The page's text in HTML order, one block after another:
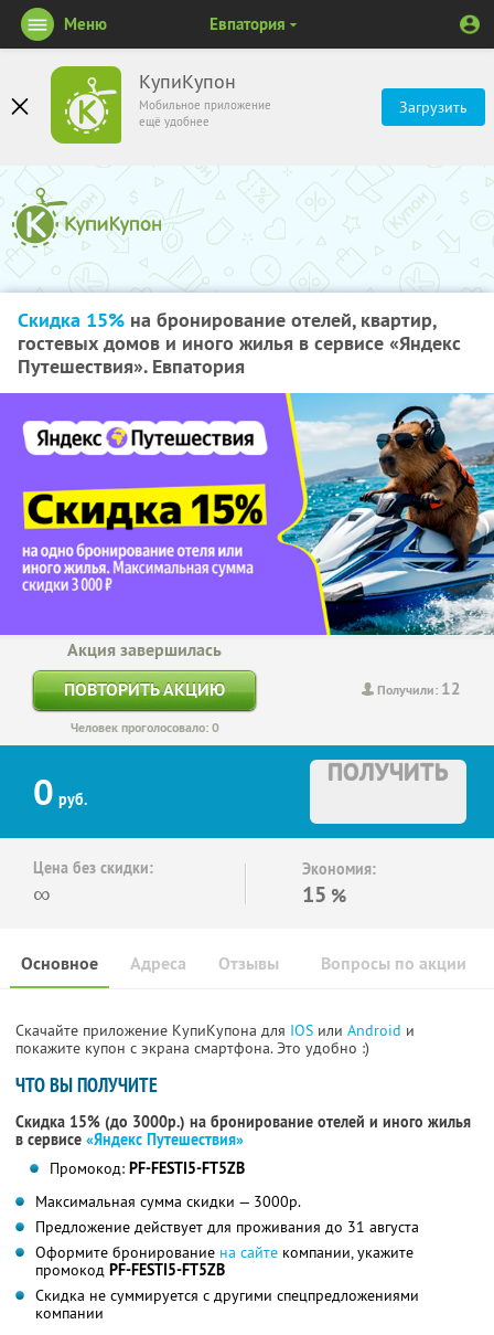
КупиКупон
Мобильное приложение
ещё удобнее
Загрузить
Меню Евпатория
Скидка 15% на бронирование отелей, квартир,
гостевых домов и иного жилья в сервисе «Яндекс
Путешествия». Евпатория
Получили: 12
Акция завершилась
ПОВТОРИТЬ АКЦИЮ
Человек проголосовало: 0
0 руб.
ПОЛУЧИТЬ
Цена без скидки:
∞
Экономия:
15 %
Основное Отзывы Вопросы по акции
Адреса
Скачайте приложение КупиКупона для IOS или Android и
покажите купон с экрана смартфона. Это удобно :)
ЧТО ВЫ ПОЛУЧИТЕ
Скидка 15% (до 3000р.) на бронирование отелей и иного жилья
в сервисе «Яндекс Путешествия»
Промокод: PF-FESTI5-FT5ZB
Максимальная сумма скидки — 3000р.
Предложение действует для проживания до 31 августа
Оформите бронирование на сайте компании, укажите
промокод PF-FESTI5-FT5ZB
Скидка не суммируется с другими спецпредложениями
компании